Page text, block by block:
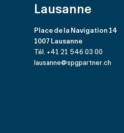
Lausanne
Place de la Navigation 14
1007 Lausanne
Tél. +41 21 546 03 00
lausanne@spgpartner.ch